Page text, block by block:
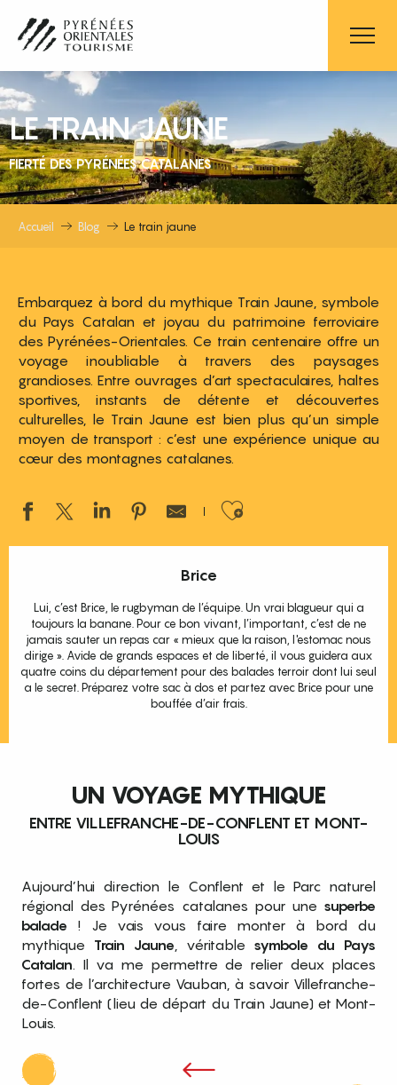
contenu
principal
LE TRAIN JAUNE
FIERTÉ DES PYRÉNÉES CATALANES
Accueil Blog Le train jaune
Embarquez à bord du mythique Train Jaune, symbole
du Pays Catalan et joyau du patrimoine ferroviaire
des Pyrénées-Orientales. Ce train centenaire offre un
voyage inoubliable à travers des paysages
grandioses. Entre ouvrages d’art spectaculaires, haltes
sportives, instants de détente et découvertes
culturelles, le Train Jaune est bien plus qu’un simple
moyen de transport : c’est une expérience unique au
cœur des montagnes catalanes.
Ajouter aux
Brice
Lui, c’est Brice, le rugbyman de l’équipe. Un vrai blagueur qui a
toujours la banane. Pour ce bon vivant, l’important, c’est de ne
jamais sauter un repas car « mieux que la raison, l'estomac nous
dirige ». Avide de grands espaces et de liberté, il vous guidera aux
quatre coins du département pour des balades terroir dont lui seul
a le secret. Préparez votre sac à dos et partez avec Brice pour une
bouffée d’air frais.
UN VOYAGE MYTHIQUE
ENTRE VILLEFRANCHE-DE-CONFLENT ET MONT-
LOUIS
Aujourd’hui direction le Conflent et le Parc naturel
régional des Pyrénées catalanes pour une superbe
balade ! Je vais vous faire monter à bord du
mythique Train Jaune , véritable symbole du Pays
Catalan. Il va me permettre de relier deux places
fortes de l’architecture Vauban, à savoir Villefranche-
de-Conflent (lieu de départ du Train Jaune) et Mont-
Louis.